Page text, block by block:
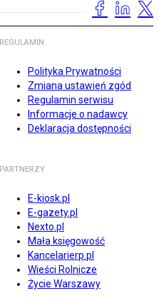
REGULAMIN
Polityka Prywatności
Zmiana ustawień zgód
Regulamin serwisu
Informacje o nadawcy
Deklaracja dostępności
PARTNERZY
E-kiosk.pl
E-gazety.pl
Nexto.pl
Mała księgowość
Kancelarierp.pl
Wieści Rolnicze
Życie Warszawy